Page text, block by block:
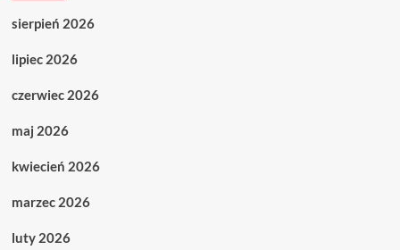
sierpień 2026
lipiec 2026
czerwiec 2026
maj 2026
kwiecień 2026
marzec 2026
luty 2026